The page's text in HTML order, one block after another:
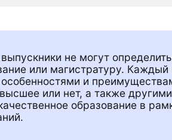
не могут
или магистратуру. Каждый
и
или нет, а также
образование в